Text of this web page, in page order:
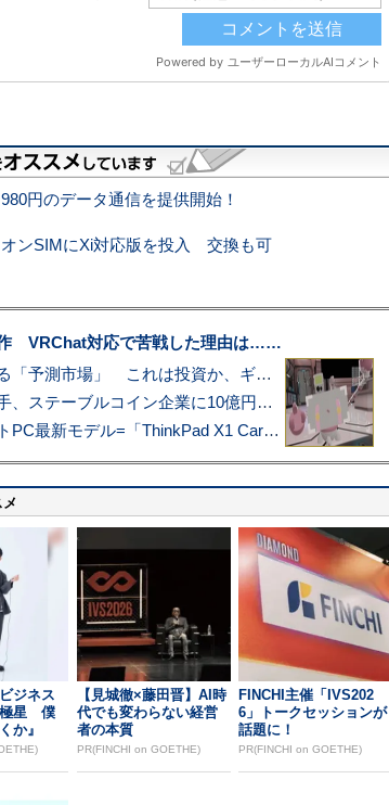
円のデータ通信を提供開始！
ンSIMにXi対応版を投入 交換も可
VRChat対応で苦戦した理由は……
プロ野球も対象に、急成長する「予測市場」 これは投資か、ギャンブルか
アマゾン配送を支える物流大手、ステーブルコイン企業に10億円投資のワケ
あこがれの旗艦モバイルノートPC最新モデル=「ThinkPad X1 Carbon Gen 14 Aura Edition」実機レビュー
ジネス
極星 僕
か』
【見城徹×藤田晋】AI時
代でも変わらない経営
者の本質
PR(FINCHI on GOETHE)
FINCHI主催「IVS202
6」トークセッションが
話題に！
PR(FINCHI on GOETHE)